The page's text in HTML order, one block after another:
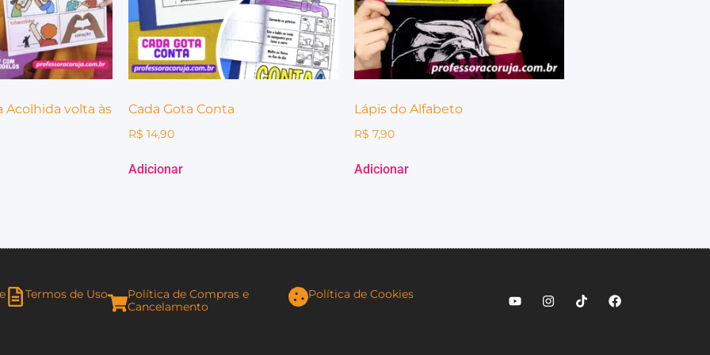
Acolhida volta às
Cada Gota Conta
R$ 14,90
Adicionar
Lápis do Alfabeto
R$ 7,90
Adicionar
Termos de Uso
Política de Compras e
Cancelamento
Política de Cookies